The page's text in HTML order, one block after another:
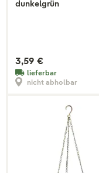
dunkelgrün
3,59 €
lieferbar
nicht abholbar